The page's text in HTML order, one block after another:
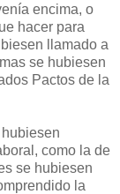
encima, o
hacer para
llamado a
se hubiesen
Pactos de la
como la de
se hubiesen
la